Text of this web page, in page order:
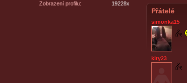
Zobrazení profilu:
19228x
Přátelé
simonka15
kity23